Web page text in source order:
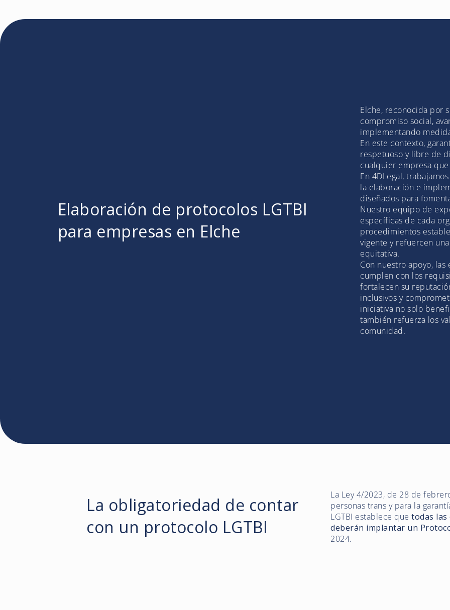
Elaboración de protocolos LGTBI
para empresas en Elche
Elche, reconocida por
compromiso social,
implementando
En este contexto,
respetuoso y libre de
cualquier empresa
En 4DLegal,
la elaboración e
diseñados para
Nuestro equipo de
específicas de cada
procedimientos
vigente y refuercen
equitativa.
Con nuestro apoyo,
cumplen con los
fortalecen su
inclusivos y
iniciativa no solo
también refuerza los
comunidad.
La obligatoriedad de contar
con un protocolo LGTBI
La Ley 4/2023, de 28 de
personas trans y para la
LGTBI establece quetodas las
deberán implantar un
2024.